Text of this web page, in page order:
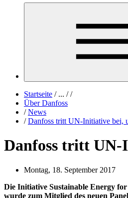
Startseite /... / /
Über Danfoss
/ News
/ Danfoss tritt UN-Initiative bei,
Danfoss tritt UN-
Montag, 18. September 2017
Die Initiative Sustainable Energy
wurde zum Mitglied des neuen